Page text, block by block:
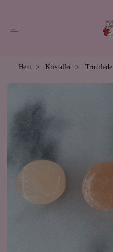
Hem Kristaller Trumlade